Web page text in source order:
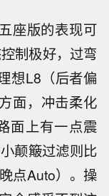
座版的表现可
制极好，过弯
想L8（后者偏
面，冲击柔化
面上有一点震
颠簸过滤则比
点Auto）。操